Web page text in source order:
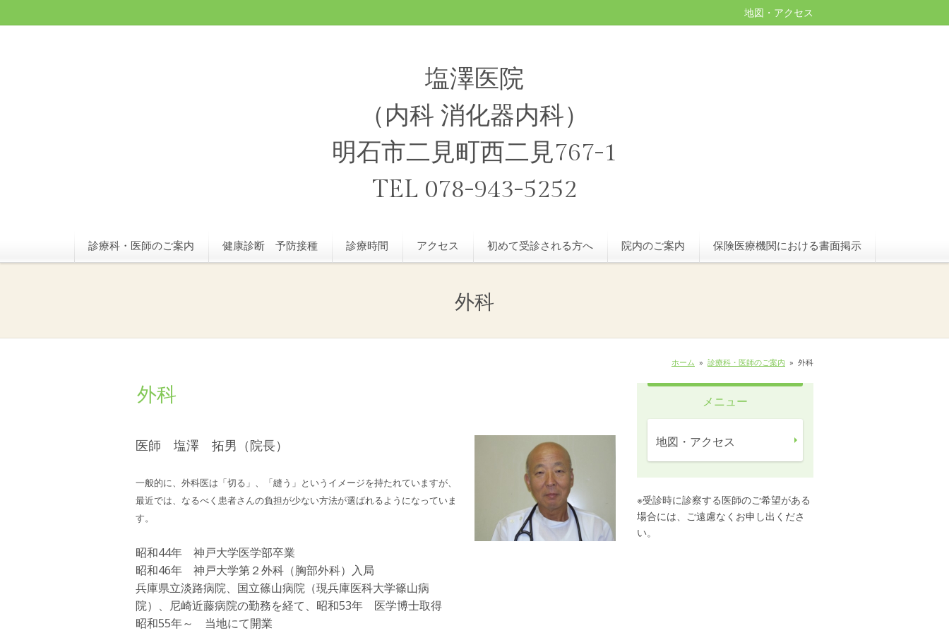
塩澤医院
（内科 消化器内科）
明石市二見町西二見767-1
TEL 078-943-5252
地図・アクセス
診療科・医師のご案内 健康診断 予防接種 診療時間 アクセス 初めて受診される方へ 院内のご案内 保険医療機関における書面掲示
外科
ホーム » 診療科・医師のご案内 » 外科
外科
医師 塩澤 拓男（院長）
一般的に、外科医は「切る」、「縫う」というイメージを持たれていますが、
最近では、なるべく患者さんの負担が少ない方法が選ばれるようになっていま
す。
昭和44年 神戸大学医学部卒業
昭和46年 神戸大学第２外科（胸部外科）入局
兵庫県立淡路病院、国立篠山病院（現兵庫医科大学篠山病
院）、尼崎近藤病院の勤務を経て、昭和53年 医学博士取得
昭和55年～ 当地にて開業
メニュー
地図・アクセス
※受診時に診察する医師のご希望がある
場合には、ご遠慮なくお申し出くださ
い。